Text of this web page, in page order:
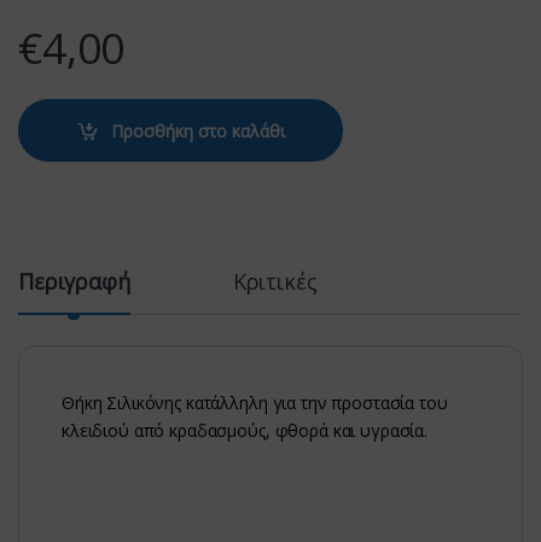
€4,00
Προσθήκη στο καλάθι
Περιγραφή Κριτικές
Θήκη Σιλικόνης κατάλληλη για την προστασία του
κλειδιού από κραδασμούς, φθορά και υγρασία.